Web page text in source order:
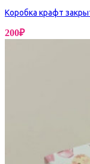
Коробка крафт
200₽